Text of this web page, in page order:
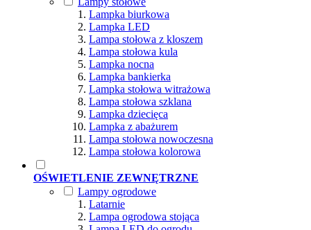
Lampka biurkowa
Lampka LED
Lampa stołowa z kloszem
Lampa stołowa kula
Lampka nocna
Lampka bankierka
Lampka stołowa witrażowa
Lampa stołowa szklana
Lampka dziecięca
Lampka z abażurem
Lampa stołowa nowoczesna
Lampa stołowa kolorowa
OŚWIETLENIE ZEWNĘTRZNE
Lampy ogrodowe
Latarnie
Lampa ogrodowa stojąca